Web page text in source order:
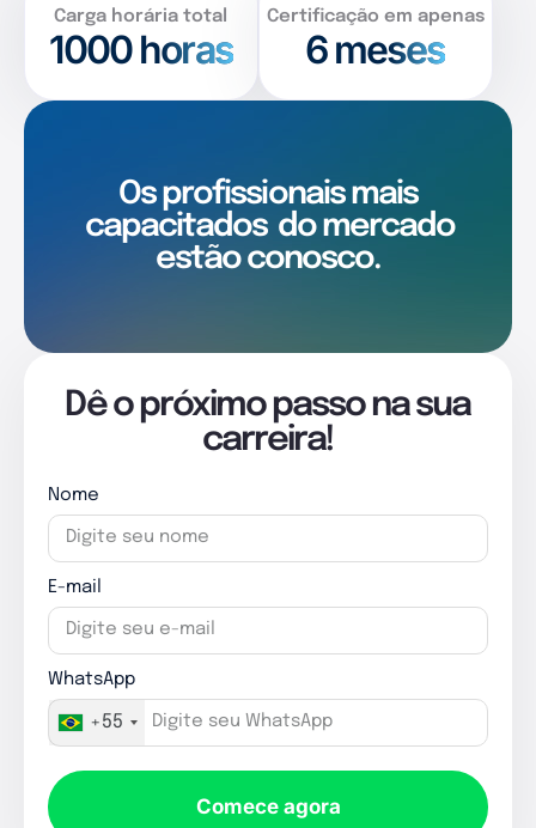
Carga horária total
1000horas
Certificação em apenas
6 meses
Os profissionais mais
capacitados do mercado
estão conosco.
Dê o próximo passo na sua
carreira!
Nome
E-mail
WhatsApp
+55
Comece agora